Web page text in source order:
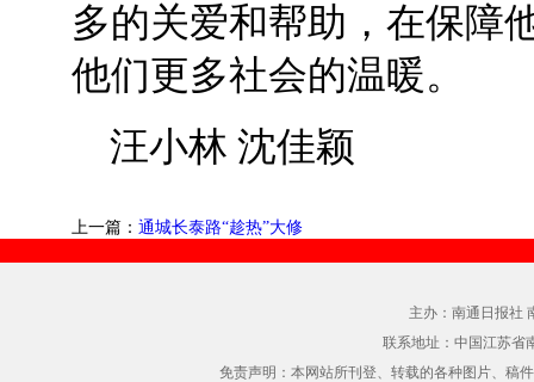
多的关爱和帮助，在保障
他们更多社会的温暖。
汪小林 沈佳颖
上一篇： 通城长泰路“趁热”大修
主办：南通日报社
联系地址：中国江苏省
免责声明：本网站所刊登、转载的各种图片、稿